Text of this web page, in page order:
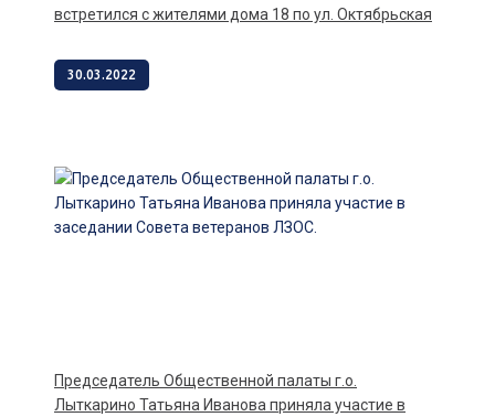
встретился с жителями дома 18 по ул. Октябрьская
30.03.2022
Председатель Общественной палаты г.о.
Лыткарино Татьяна Иванова приняла участие в